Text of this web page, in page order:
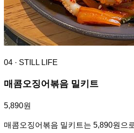
04 · STILL LIFE
매콤오징어볶음 밀키트
5,890원
매콤오징어볶음 밀키트는 5,890원으